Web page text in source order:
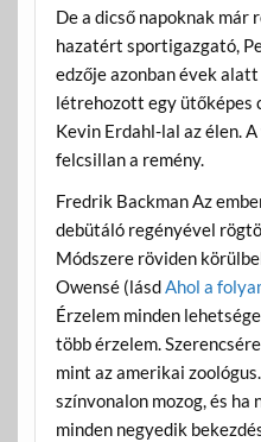
De a dicső napoknak már
hazatért sportigazgató,
edzője azonban évek
létrehozott egy ütőképes
Kevin Erdahl-lal az élen.
felcsillan a remény.
Fredrik Backman Az
debütáló regényével
Módszere röviden
Owensé (lásdAhol a
Érzelem minden
több érzelem.
mint az amerikai
színvonalon mozog, és ha
minden negyedik